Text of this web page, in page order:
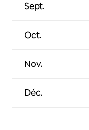
Sept.
Oct.
Nov.
Déc.